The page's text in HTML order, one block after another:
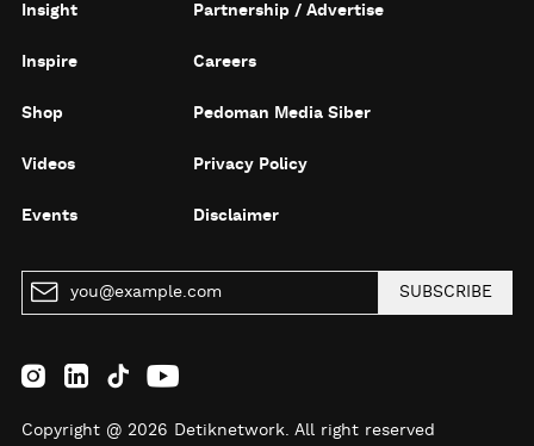
Insight
Inspire
Shop
Videos
Events
Partnership / Advertise
Careers
Pedoman Media Siber
Privacy Policy
Disclaimer
SUBSCRIBE
Copyright @ 2026 Detiknetwork. All right reserved